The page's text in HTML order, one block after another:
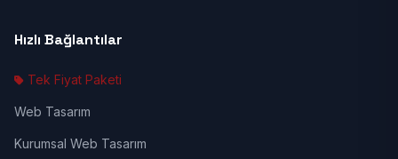
Hızlı Bağlantılar
Tek Fiyat Paketi
Web Tasarım
Kurumsal Web Tasarım